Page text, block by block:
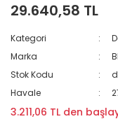
29.640,58 TL
Kategori
Marka
Stok Kodu
Havale
3.211,06 TL den